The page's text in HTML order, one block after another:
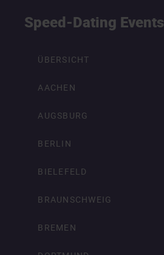
Speed-Dating Events
ÜBERSICHT
AACHEN
AUGSBURG
BERLIN
BIELEFELD
BRAUNSCHWEIG
BREMEN